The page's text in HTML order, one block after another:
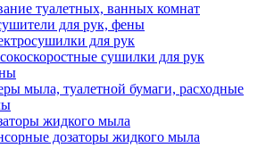
туалетных, ванных комнат
для рук, фены
для рук
сушилки для рук
мыла, туалетной бумаги, расходные
жидкого мыла
дозаторы жидкого мыла